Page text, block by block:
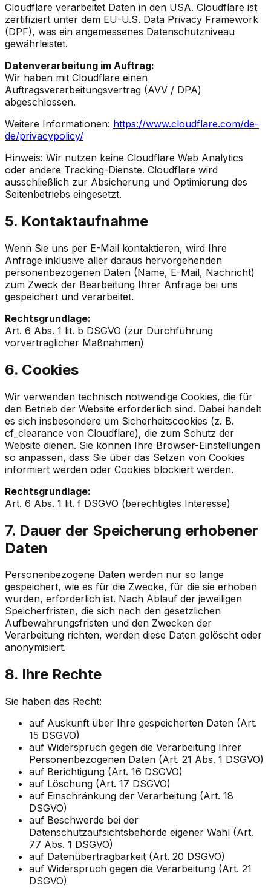
Cloudflare verarbeitet Daten in den USA. Cloudflare ist
zertifiziert unter dem EU-U.S. Data Privacy Framework
(DPF), was ein angemessenes Datenschutzniveau
gewährleistet.
Datenverarbeitung im Auftrag:
Wir haben mit Cloudflare einen
Auftragsverarbeitungsvertrag (AVV / DPA)
abgeschlossen.
Weitere Informationen: https://www.cloudflare.com/de-
de/privacypolicy/
Hinweis: Wir nutzen keine Cloudflare Web Analytics
oder andere Tracking-Dienste. Cloudflare wird
ausschließlich zur Absicherung und Optimierung des
Seitenbetriebs eingesetzt.
5. Kontaktaufnahme
Wenn Sie uns per E-Mail kontaktieren, wird Ihre
Anfrage inklusive aller daraus hervorgehenden
personenbezogenen Daten (Name, E-Mail, Nachricht)
zum Zweck der Bearbeitung Ihrer Anfrage bei uns
gespeichert und verarbeitet.
Rechtsgrundlage:
Art. 6 Abs. 1 lit. b DSGVO (zur Durchführung
vorvertraglicher Maßnahmen)
6. Cookies
Wir verwenden technisch notwendige Cookies, die für
den Betrieb der Website erforderlich sind. Dabei handelt
es sich insbesondere um Sicherheitscookies (z. B.
cf_clearance von Cloudflare), die zum Schutz der
Website dienen. Sie können Ihre Browser-Einstellungen
so anpassen, dass Sie über das Setzen von Cookies
informiert werden oder Cookies blockiert werden.
Rechtsgrundlage:
Art. 6 Abs. 1 lit. f DSGVO (berechtigtes Interesse)
7. Dauer der Speicherung erhobener
Daten
Personenbezogene Daten werden nur so lange
gespeichert, wie es für die Zwecke, für die sie erhoben
wurden, erforderlich ist. Nach Ablauf der jeweiligen
Speicherfristen, die sich nach den gesetzlichen
Aufbewahrungsfristen und den Zwecken der
Verarbeitung richten, werden diese Daten gelöscht oder
anonymisiert.
8. Ihre Rechte
Sie haben das Recht:
auf Auskunft über Ihre gespeicherten Daten (Art.
15 DSGVO)
auf Widerspruch gegen die Verarbeitung Ihrer
Personenbezogenen Daten (Art. 21 Abs. 1 DSGVO)
auf Berichtigung (Art. 16 DSGVO)
auf Löschung (Art. 17 DSGVO)
auf Einschränkung der Verarbeitung (Art. 18
DSGVO)
auf Beschwerde bei der
Datenschutzaufsichtsbehörde eigener Wahl (Art.
77 Abs. 1 DSGVO)
auf Datenübertragbarkeit (Art. 20 DSGVO)
auf Widerspruch gegen die Verarbeitung (Art. 21
DSGVO)